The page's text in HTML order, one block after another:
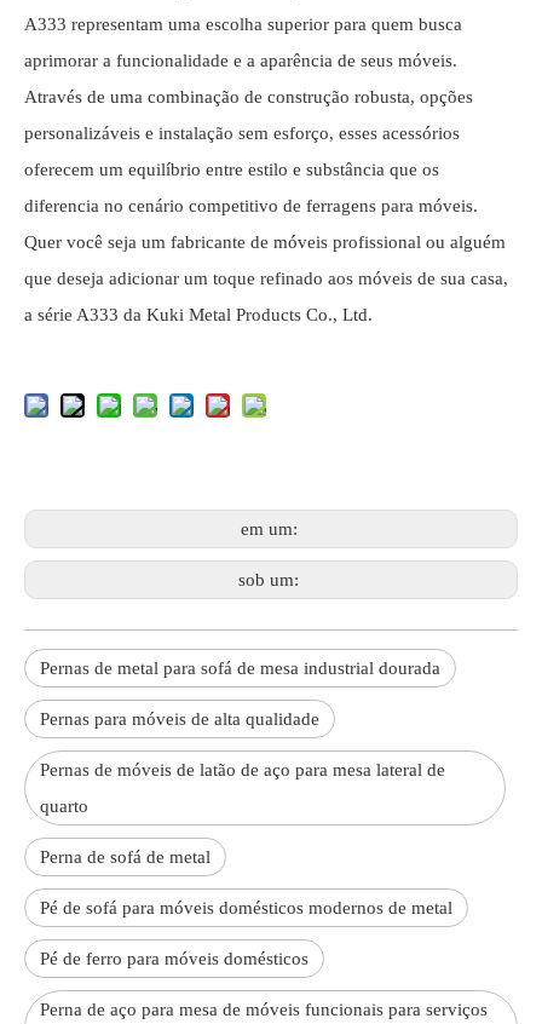
A333 representam uma escolha superior para quem busca
aprimorar a funcionalidade e a aparência de seus móveis.
Através de uma combinação de construção robusta, opções
personalizáveis ​​e instalação sem esforço, esses acessórios
oferecem um equilíbrio entre estilo e substância que os
diferencia no cenário competitivo de ferragens para móveis.
Quer você seja um fabricante de móveis profissional ou alguém
que deseja adicionar um toque refinado aos móveis de sua casa,
a série A333 da Kuki Metal Products Co., Ltd.
em um:
sob um:
Pernas de metal para sofá de mesa industrial dourada
Pernas para móveis de alta qualidade
Pernas de móveis de latão de aço para mesa lateral de
quarto
Perna de sofá de metal
Pé de sofá para móveis domésticos modernos de metal
Pé de ferro para móveis domésticos
Perna de aço para mesa de móveis funcionais para serviços